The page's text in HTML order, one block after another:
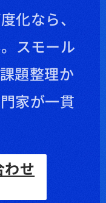
化なら、
スモール
題整理か
家が一貫
わせ